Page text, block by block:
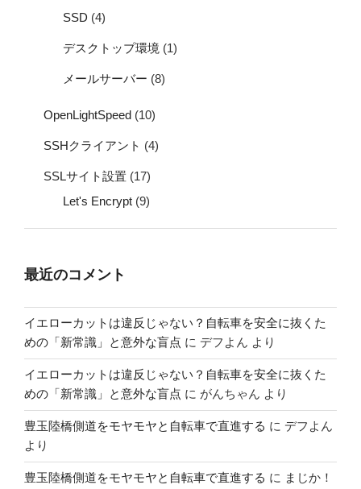
SSD (4)
デスクトップ環境 (1)
メールサーバー (8)
OpenLightSpeed (10)
SSHクライアント (4)
SSLサイト設置 (17)
Let's Encrypt (9)
最近のコメント
イエローカットは違反じゃない？自転車を安全に抜くた
めの「新常識」と意外な盲点 に デフよん より
イエローカットは違反じゃない？自転車を安全に抜くた
めの「新常識」と意外な盲点 に がんちゃん より
豊玉陸橋側道をモヤモヤと自転車で直進する に デフよん
より
豊玉陸橋側道をモヤモヤと自転車で直進する に まじか！